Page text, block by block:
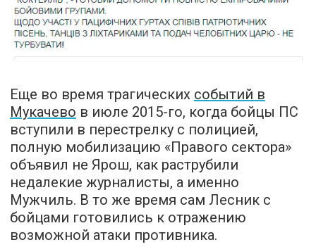
Еще во время трагических событий в
Мукачево в июле 2015-го, когда бойцы ПС
вступили в перестрелку с полицией,
полную мобилизацию «Правого сектора»
объявил не Ярош, как раструбили
недалекие журналисты, а именно
Мужчиль. В то же время сам Лесник с
бойцами готовились к отражению
возможной атаки противника.